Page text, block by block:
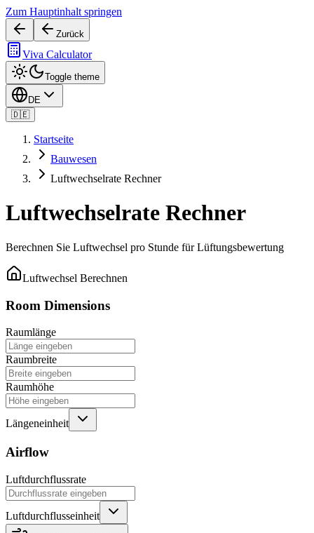
Zum Hauptinhalt springen
Zurück
Viva Calculator
Toggle theme
DE
🇩🇪
Startseite
Bauwesen
Luftwechselrate Rechner
Luftwechselrate Rechner
Berechnen Sie Luftwechsel pro Stunde für Lüftungsbewertung
Luftwechsel Berechnen
Room Dimensions
Raumlänge
Raumbreite
Raumhöhe
Längeneinheit
Airflow
Luftdurchflussrate
Luftdurchflusseinheit